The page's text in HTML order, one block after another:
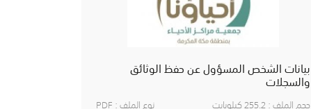
بيانات الشخص المسؤول عن حفظ الوثائق
والسجلات
حجم الملف : 255.2 كيلوبايت نوع الملف : PDF